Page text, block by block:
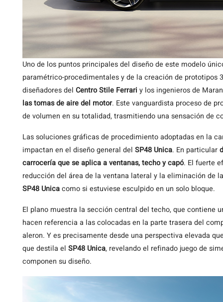
Uno de los puntos principales del diseño de este modelo
paramétrico-procedimentales y de la creación de
diseñadores del Centro Stile Ferrari y los ingenieros de
las tomas de aire del motor. Este vanguardista proceso de
de volumen en su totalidad, trasmitiendo una sensación de
Las soluciones gráficas de procedimiento adoptadas en la
impactan en el diseño general del SP48 Unica. En particular
carrocería que se aplica a ventanas, techo y capó. El fuerte
reducción del área de la ventana lateral y la eliminación de
SP48 Unicacomo si estuviese esculpido en un solo bloque.
El plano muestra la sección central del techo, que contiene
hacen referencia a las colocadas en la parte trasera del
aleron. Y es precisamente desde una perspectiva elevada
que destila el SP48 Unica, revelando el refinado juego de
componen su diseño.